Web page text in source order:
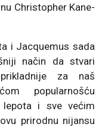
Christopher Kane-
i Jacquemus sada
način da stvari
za naš
popularnošću
lepota i sve većim
prirodnu nijansu